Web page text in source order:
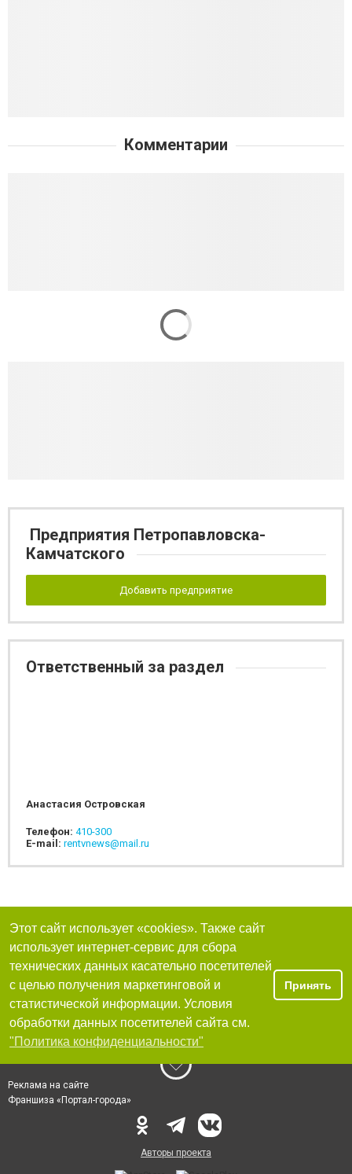
Комментарии
Предприятия Петропавловска-
Камчатского
Добавить предприятие
Ответственный за раздел
Анастасия Островская
Телефон: 410-300
E-mail: rentvnews@mail.ru
Этот сайт использует «cookies». Также сайт
использует интернет-сервис для сбора
технических данных касательно посетителей
с целью получения маркетинговой и
статистической информации. Условия
обработки данных посетителей сайта см.
"Политика конфиденциальности"
Принять
Реклама на сайте
Франшиза «Портал-города»
Авторы проекта